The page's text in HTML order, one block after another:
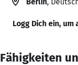
Logg Dich ein, um
Fähigkeiten